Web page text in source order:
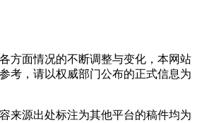
方面情况的不断调整与变化，本网站
考，请以权威部门公布的正式信息为
来源出处标注为其他平台的稿件均为